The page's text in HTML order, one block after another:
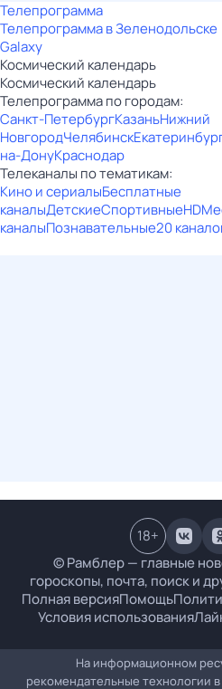
Телепрограмма
Телепрограмма в Зеленодольске
Galaxy
Космический календарь
Космический календарь
Телепрограмма по городам:
Санкт-ПетербургКазаньНижний
НовгородЧелябинск
на-ДонуКраснодар
Телеканалы по тематикам:
Кино и сериалыБесплатные
каналыДетскиеСпортивныеHD
каналыПознавательные20
© Рамблер — главные
гороскопы, почта, поиск и
Полная версияПомощь
Условия использования
18+
На информационном
рекомендательные технологии в